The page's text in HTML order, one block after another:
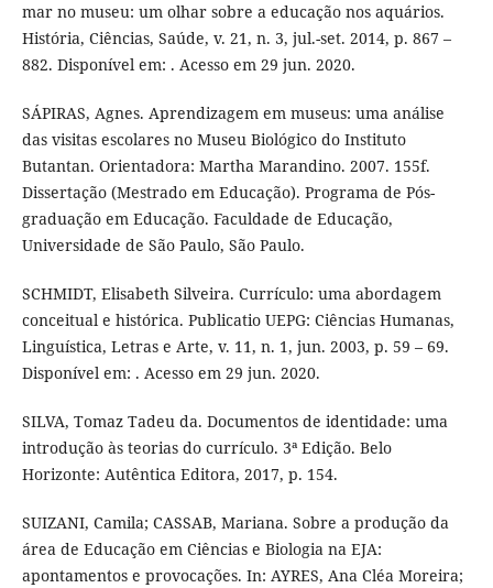
mar no museu: um olhar sobre a educação nos aquários.
História, Ciências, Saúde, v. 21, n. 3, jul.-set. 2014, p. 867 –
882. Disponível em: . Acesso em 29 jun. 2020.
SÁPIRAS, Agnes. Aprendizagem em museus: uma análise
das visitas escolares no Museu Biológico do Instituto
Butantan. Orientadora: Martha Marandino. 2007. 155f.
Dissertação (Mestrado em Educação). Programa de Pós-
graduação em Educação. Faculdade de Educação,
Universidade de São Paulo, São Paulo.
SCHMIDT, Elisabeth Silveira. Currículo: uma abordagem
conceitual e histórica. Publicatio UEPG: Ciências Humanas,
Linguística, Letras e Arte, v. 11, n. 1, jun. 2003, p. 59 – 69.
Disponível em: . Acesso em 29 jun. 2020.
SILVA, Tomaz Tadeu da. Documentos de identidade: uma
introdução às teorias do currículo. 3ª Edição. Belo
Horizonte: Autêntica Editora, 2017, p. 154.
SUIZANI, Camila; CASSAB, Mariana. Sobre a produção da
área de Educação em Ciências e Biologia na EJA:
apontamentos e provocações. In: AYRES, Ana Cléa Moreira;